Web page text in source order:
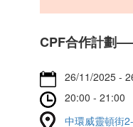
CPF合作計劃
26/11/2025 -
20:00 - 21:00
中環威靈頓街